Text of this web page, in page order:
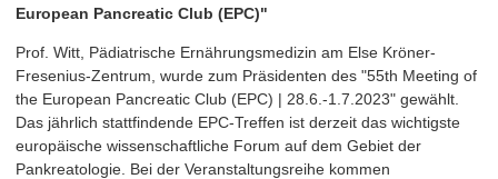
European Pancreatic Club (EPC)"
Prof. Witt, Pädiatrische Ernährungsmedizin am Else Kröner-
Fresenius-Zentrum, wurde zum Präsidenten des "55th Meeting of
the European Pancreatic Club (EPC) | 28.6.-1.7.2023" gewählt.
Das jährlich stattfindende EPC-Treffen ist derzeit das wichtigste
europäische wissenschaftliche Forum auf dem Gebiet der
Pankreatologie. Bei der Veranstaltungsreihe kommen